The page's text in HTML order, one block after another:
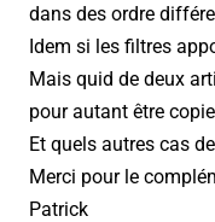
dans des ordre
Idem si les filtres
Mais quid de deux
pour autant être copie
Et quels autres cas
Merci pour le
Patrick